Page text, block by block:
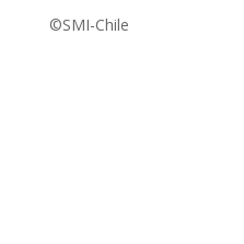
©SMI-Chile